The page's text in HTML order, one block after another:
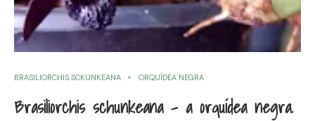
BRASILIORCHIS SCKUNKEANA ORQUÍDEA NEGRA
Brasiliorchis schunkeana – a orquídea negra.